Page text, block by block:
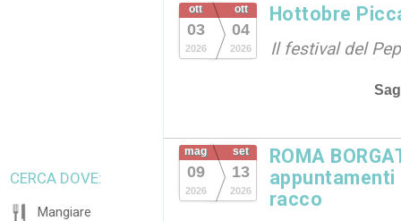
ott
03
2026
ott
04
2026
Hottobre
Il festival del
mag
09
2026
set
13
2026
ROMA
racco
CERCA DOVE:
Mangiare